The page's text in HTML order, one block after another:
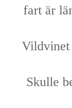
fart är
Vildvinet
Skulle